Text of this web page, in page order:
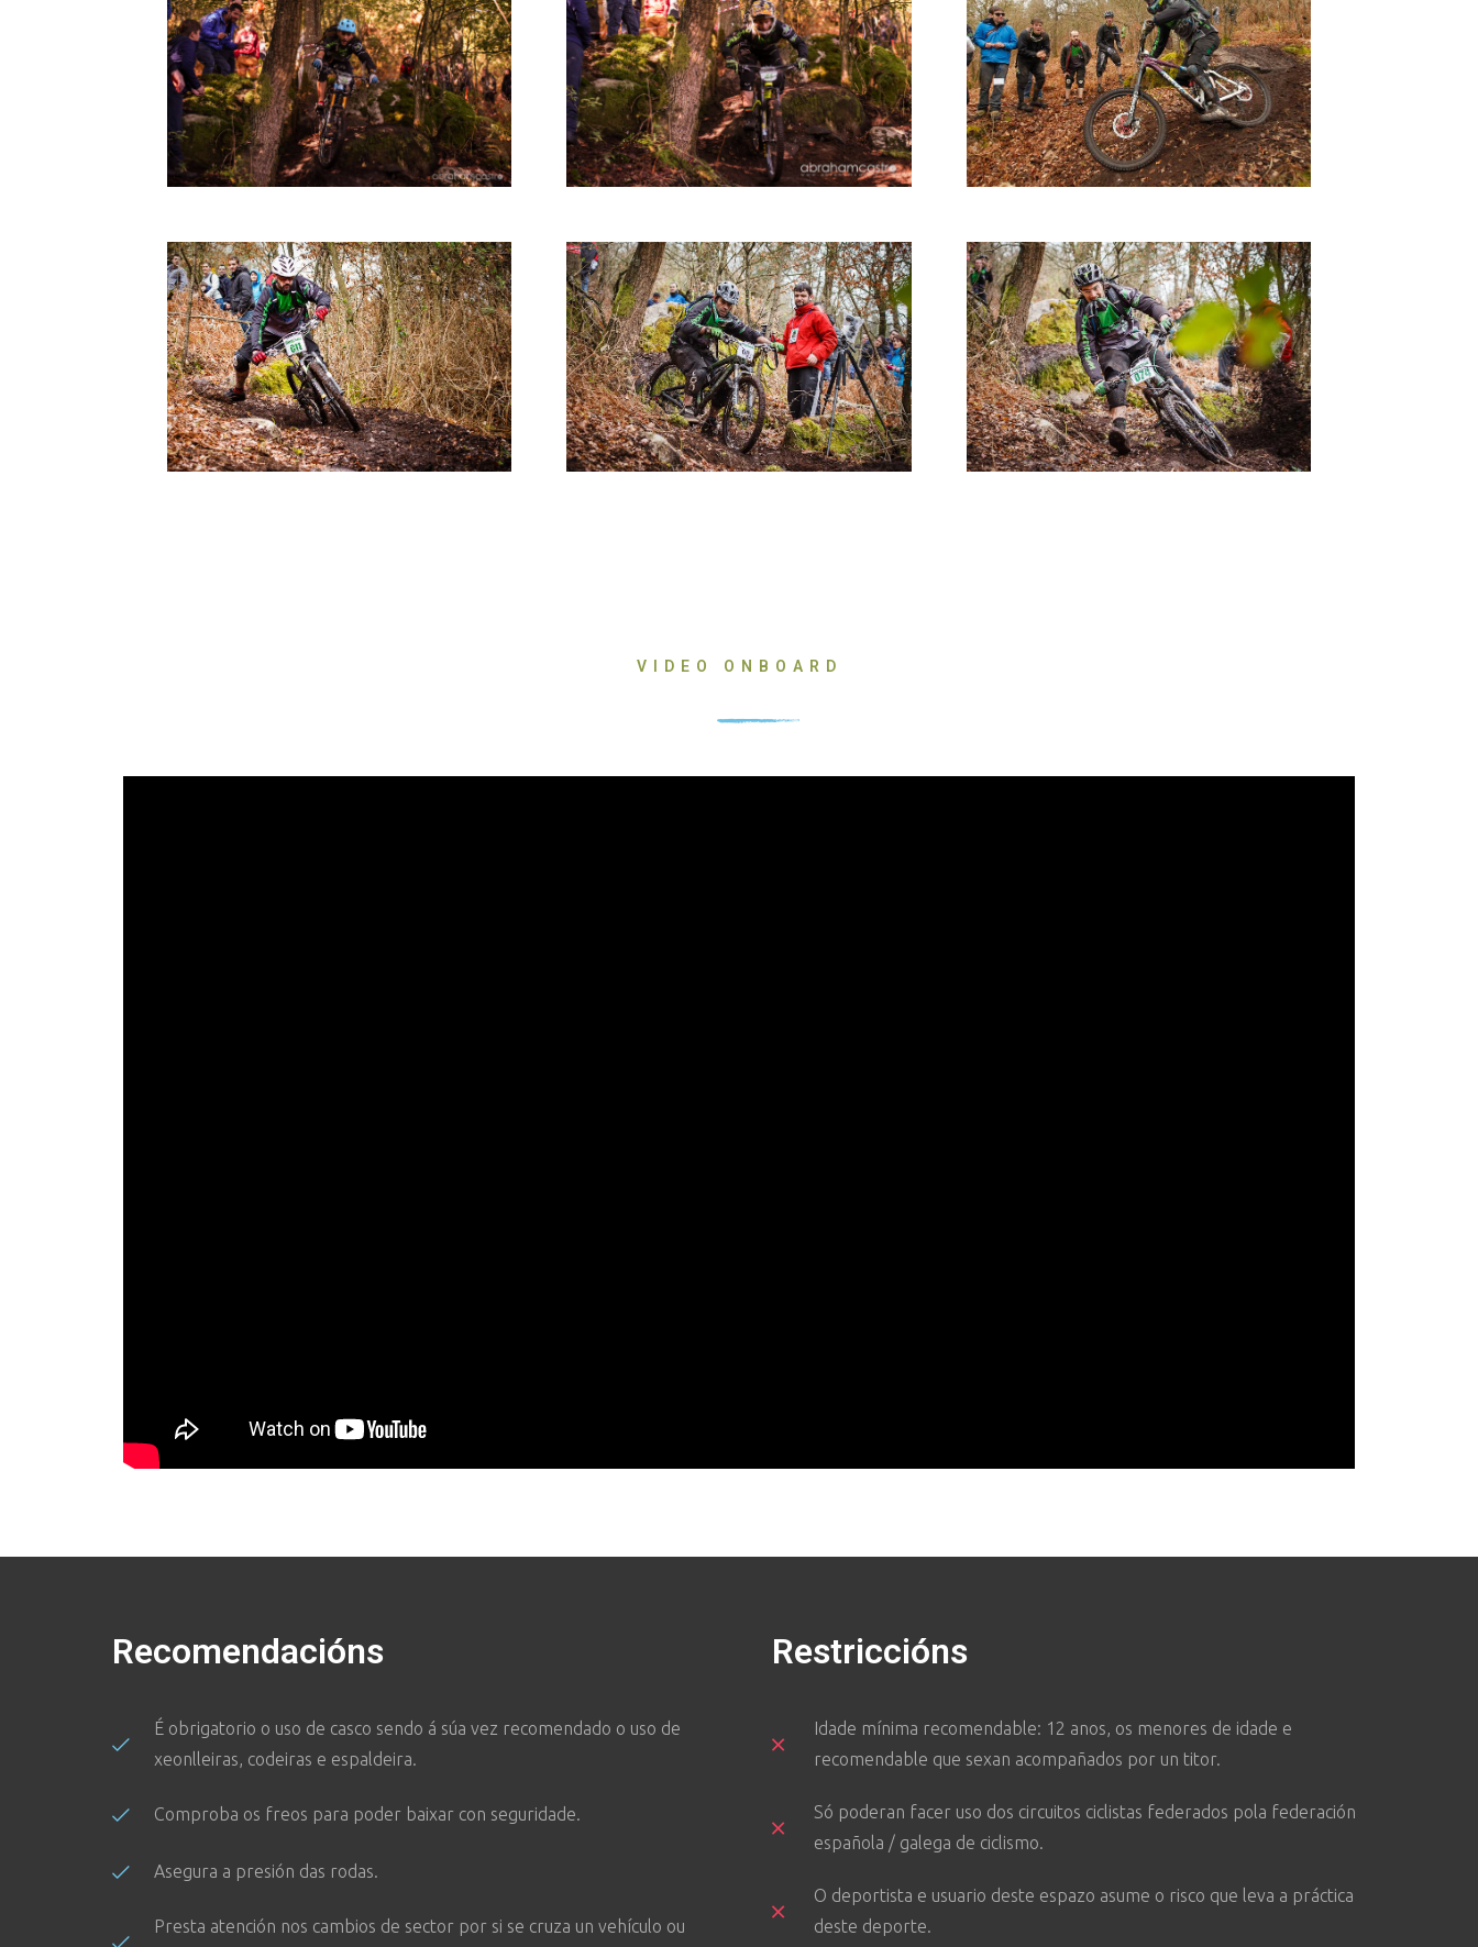
VIDEO ONBOARD
Recomendacións
É obrigatorio o uso de casco sendo á súa vez recomendado o uso de
xeonlleiras, codeiras e espaldeira.
Comproba os freos para poder baixar con seguridade.
Asegura a presión das rodas.
Presta atención nos cambios de sector por si se cruza un vehículo ou
Restriccións
Idade mínima recomendable: 12 anos, os menores de idade e
recomendable que sexan acompañados por un titor.
Só poderan facer uso dos circuitos ciclistas federados pola federación
española / galega de ciclismo.
O deportista e usuario deste espazo asume o risco que leva a práctica
deste deporte.